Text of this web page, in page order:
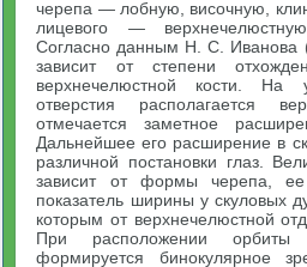
черепа — лобную, височную,
лицевого —
Согласно данным Н. С. Иванова
зависит от степени
верхнечелюстной кости. На
отверстия располагается
отмечается заметное
Дальнейшее его расширение в
различной постановки глаз.
зависит от формы черепа,
показатель ширины у скуловых
которым от верхнечелюстной
При расположении
формируется бинокулярное